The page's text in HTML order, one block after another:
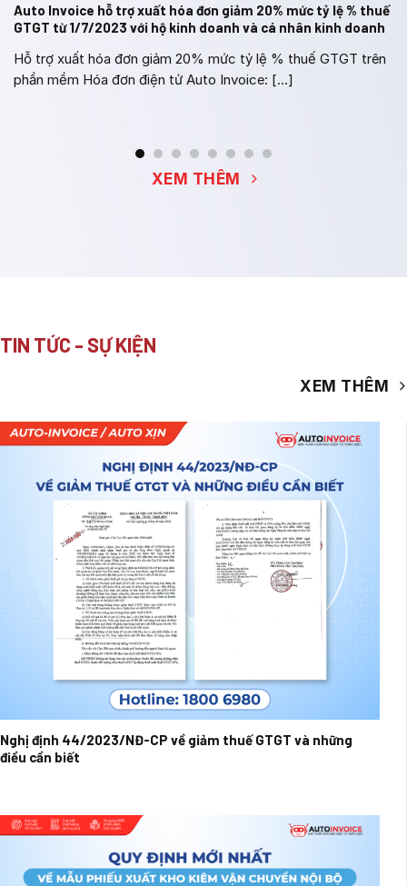
Auto Invoice hỗ trợ xuất hóa đơn giảm 20% mức tỷ lệ % thuế
GTGT từ 1/7/2023 với hộ kinh doanh và cá nhân kinh doanh
Hỗ trợ xuất hóa đơn giảm 20% mức tỷ lệ % thuế GTGT trên
phần mềm Hóa đơn điện tử Auto Invoice: [...]
XEM THÊM
TIN TỨC - SỰ KIỆN
XEM THÊM
Nghị định 44/2023/NĐ-CP về giảm thuế GTGT và những
điều cần biết